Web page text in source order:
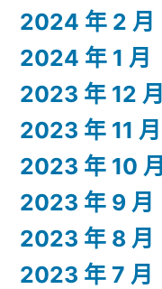
2024 年 2 月
2024 年 1 月
2023 年 12 月
2023 年 11 月
2023 年 10 月
2023 年 9 月
2023 年 8 月
2023 年 7 月